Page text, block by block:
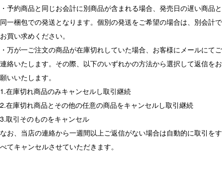
・予約商品と同じお会計に別商品が含まれる場合、発売日の遅い商品と
同一梱包での発送となります。個別の発送をご希望の場合は、別会計で
お買い求めください。
・万が一ご注文の商品が在庫切れしていた場合、お客様にメールにてご
連絡いたします。その際、以下のいずれかの方法から選択して返信をお
願いいたします。
1.在庫切れ商品のみキャンセルし取引継続
2.在庫切れ商品とその他の任意の商品をキャンセルし取引継続
3.取引そのものをキャンセル
なお、当店の連絡から一週間以上ご返信がない場合は自動的に取引をす
べてキャンセルさせていただきます。